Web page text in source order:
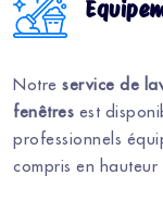
Notre service de
fenêtres est
professionnels
compris en